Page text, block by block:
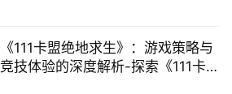
《111卡盟绝地求生》：游戏策略与
竞技体验的深度解析-探索《111卡盟